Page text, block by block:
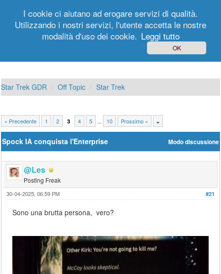
Registrati
Star Trek GDR Off Topic Star Trek
« Precedente 1 2 3 4 5 ... 10 Prossimo »
Modo discussione
Spock IA conquista l'Enterprise
@Les
Posting Freak
#21
30-04-2025, 06:59 PM
Sono una brutta persona, vero?
I cookie ci aiutano ad erogare servizi di qualità.
Utilizzando i nostri servizi, l'utente accetta le nostre
modalità d'uso dei cookie. Leggi tutto
OK